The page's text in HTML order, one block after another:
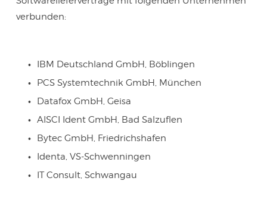
verbunden:
IBM Deutschland GmbH, Böblingen
PCS Systemtechnik GmbH, München
Datafox GmbH, Geisa
AISCI Ident GmbH, Bad Salzuflen
Bytec GmbH, Friedrichshafen
Identa, VS-Schwenningen
IT Consult, Schwangau